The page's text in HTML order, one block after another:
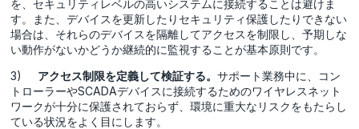
を、セキュリティレベルの高いシステムに接続することは避けま
す。また、デバイスを更新したりセキュリティ保護したりできない
場合は、それらのデバイスを隔離してアクセスを制限し、予期しな
い動作がないかどうか継続的に監視することが基本原則です。
3) アクセス制限を定義して検証する。サポート業務中に、コン
トローラーやSCADAデバイスに接続するためのワイヤレスネット
ワークが十分に保護されておらず、環境に重大なリスクをもたらし
ている状況をよく目にします。